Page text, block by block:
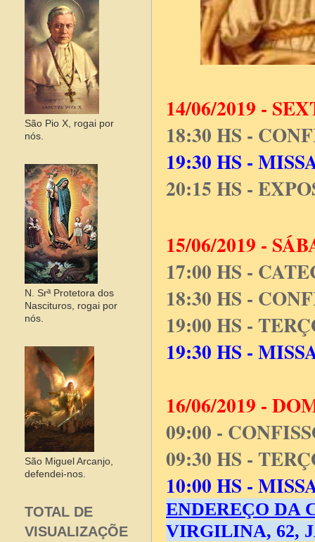
14/06/2019 -
18:30 HS -
19:30 HS -
20:15 HS -
15/06/2019 -
17:00 HS -
18:30 HS -
19:00 HS -
19:30 HS -
16/06/2019 -
09:00 -
09:30 HS -
10:00 HS -
ENDEREÇO DA
VIRGILINA, 62,
São Pio X, rogai por
nós.
N. Srª Protetora dos
Nascituros, rogai por
nós.
São Miguel Arcanjo,
defendei-nos.
TOTAL DE
VISUALIZAÇÕE